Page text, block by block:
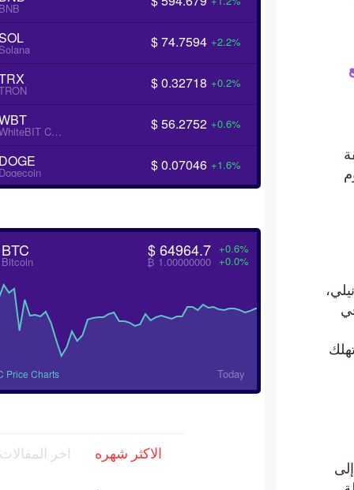
BNB
SOL
Solana $ 74.7594 +2.2%
TRX
TRON $ 0.32718 +0.2%
WBT $ 56.2752 +0.6%
DOGE
Dogecoin $ 0.07046 +1.6%
BTC
Bitcoin
+0.6%
+0.0%
$ 64964.7
₿ 1.00000000
BTC Price Charts Today
الاكثر شهره اخر المقالات